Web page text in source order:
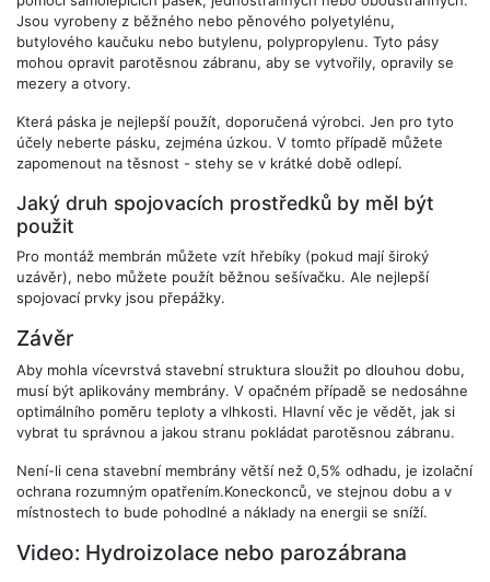
Jsou vyrobeny z běžného nebo pěnového polyetylénu,
butylového kaučuku nebo butylenu, polypropylenu. Tyto pásy
mohou opravit parotěsnou zábranu, aby se vytvořily, opravily se
mezery a otvory.
Která páska je nejlepší použít, doporučená výrobci. Jen pro tyto
účely neberte pásku, zejména úzkou. V tomto případě můžete
zapomenout na těsnost - stehy se v krátké době odlepí.
Jaký druh spojovacích prostředků by měl být
použit
Pro montáž membrán můžete vzít hřebíky (pokud mají široký
uzávěr), nebo můžete použít běžnou sešívačku. Ale nejlepší
spojovací prvky jsou přepážky.
Závěr
Aby mohla vícevrstvá stavební struktura sloužit po dlouhou dobu,
musí být aplikovány membrány. V opačném případě se nedosáhne
optimálního poměru teploty a vlhkosti. Hlavní věc je vědět, jak si
vybrat tu správnou a jakou stranu pokládat parotěsnou zábranu.
Není-li cena stavební membrány větší než 0,5% odhadu, je izolační
ochrana rozumným opatřením.Koneckonců, ve stejnou dobu a v
místnostech to bude pohodlné a náklady na energii se sníží.
Video: Hydroizolace nebo parozábrana